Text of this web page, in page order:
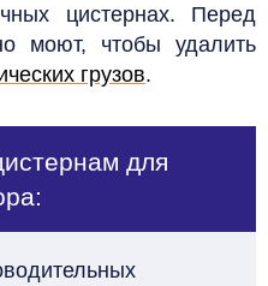
цистернах. Перед
моют, чтобы удалить
грузов.
для